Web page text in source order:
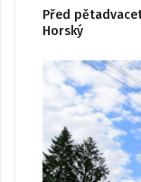
Před
Horský